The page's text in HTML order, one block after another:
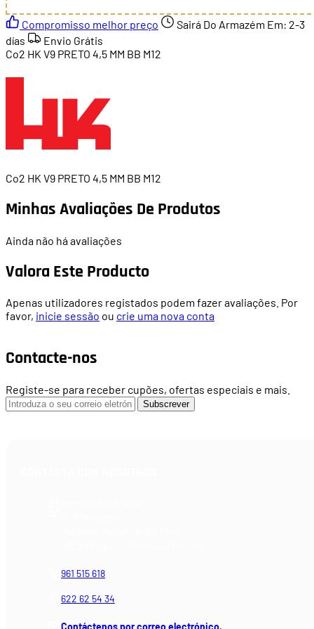
Compromisso melhor preço Sairá Do Armazém Em: 2-3
días
Envio Grátis
Co2 HK V9 PRETO 4,5 MM BB M12
Co2 HK V9 PRETO 4,5 MM BB M12
Minhas Avaliações De Produtos
Ainda não há avaliações
Valora Este Producto
Apenas utilizadores registados podem fazer avaliações. Por
favor, inicie sessão ou crie uma nova conta
Contacte-nos
Registe-se para receber cupões, ofertas especiais e mais.
Subscrever
961 515 618
622 62 54 34